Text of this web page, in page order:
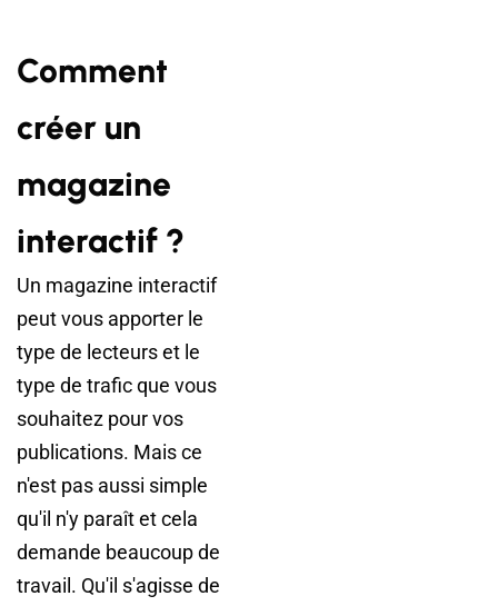
Comment
créer un
magazine
interactif ?
Un magazine interactif
peut vous apporter le
type de lecteurs et le
type de trafic que vous
souhaitez pour vos
publications. Mais ce
n'est pas aussi simple
qu'il n'y paraît et cela
demande beaucoup de
travail. Qu'il s'agisse de